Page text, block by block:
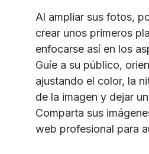
Al ampliar sus fotos,
crear unos primeros
enfocarse así en los
Guíe a su público,
ajustando el color, la
de la imagen y dejar
Comparta sus
web profesional para